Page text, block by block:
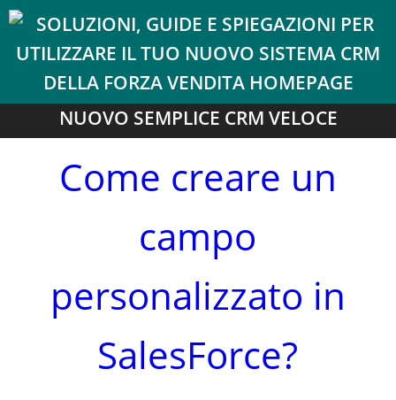
NUOVO SEMPLICE CRM VELOCE
Come creare un
campo
personalizzato in
SalesForce?